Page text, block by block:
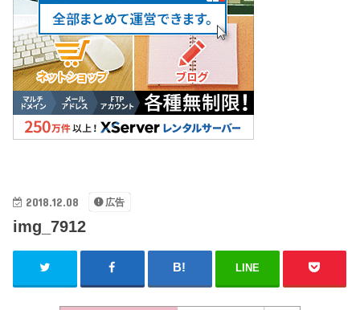
2018.12.08 広告
img_7912
LINE